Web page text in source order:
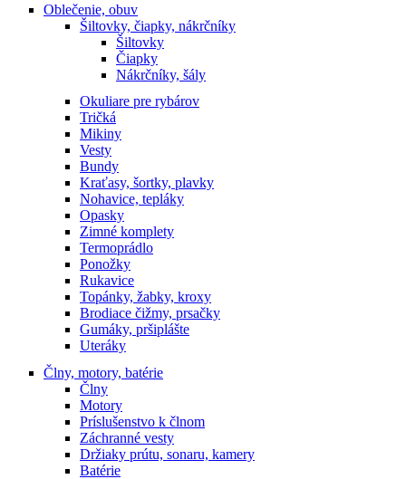
Oblečenie, obuv
Šiltovky, čiapky, nákrčníky
Šiltovky
Čiapky
Nákrčníky, šály
Okuliare pre rybárov
Tričká
Mikiny
Vesty
Bundy
Kraťasy, šortky, plavky
Nohavice, tepláky
Opasky
Zimné komplety
Termoprádlo
Ponožky
Rukavice
Topánky, žabky, kroxy
Brodiace čižmy, prsačky
Gumáky, pršiplášte
Uteráky
Člny, motory, batérie
Člny
Motory
Príslušenstvo k člnom
Záchranné vesty
Držiaky prútu, sonaru, kamery
Batérie